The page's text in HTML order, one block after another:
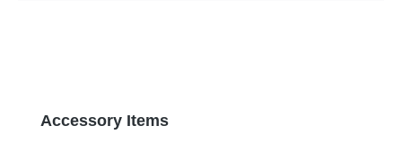
Produktgalerie überspringen
Accessory Items